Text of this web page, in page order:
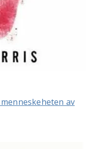
av